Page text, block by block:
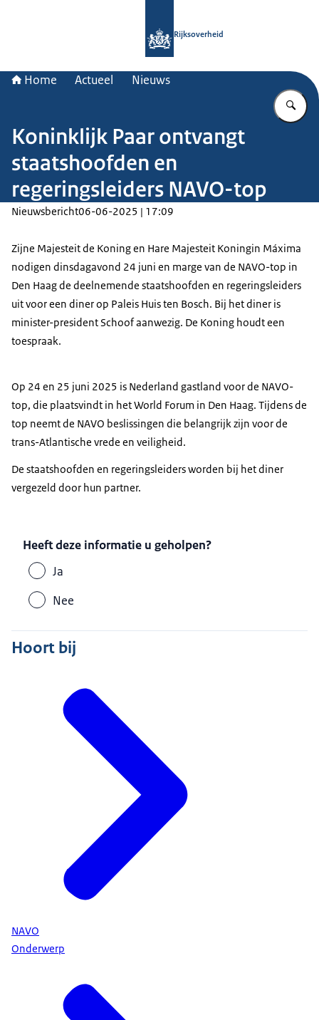
Rijksoverheid
Home Actueel Nieuws
Koninklijk Paar ontvangt
staatshoofden en
regeringsleiders NAVO-top
Nieuwsbericht06-06-2025 | 17:09
Zijne Majesteit de Koning en Hare Majesteit Koningin Máxima
nodigen dinsdagavond 24 juni en marge van de NAVO-top in
Den Haag de deelnemende staatshoofden en regeringsleiders
uit voor een diner op Paleis Huis ten Bosch. Bij het diner is
minister-president Schoof aanwezig. De Koning houdt een
toespraak.
Op 24 en 25 juni 2025 is Nederland gastland voor de NAVO-
top, die plaatsvindt in het World Forum in Den Haag. Tijdens de
top neemt de NAVO beslissingen die belangrijk zijn voor de
trans-Atlantische vrede en veiligheid.
De staatshoofden en regeringsleiders worden bij het diner
vergezeld door hun partner.
Heeft deze informatie u geholpen?
Ja
Nee
Hoort bij
NAVO
Onderwerp